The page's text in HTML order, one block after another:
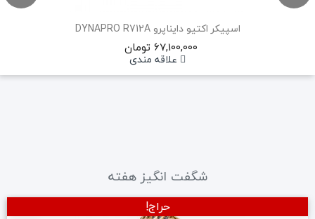
اسپیکر اکتیو دایناپرو DYNAPRO R712A
67,100,000 تومان
علاقه مندی
شگفت انگیز هفته
حراج!